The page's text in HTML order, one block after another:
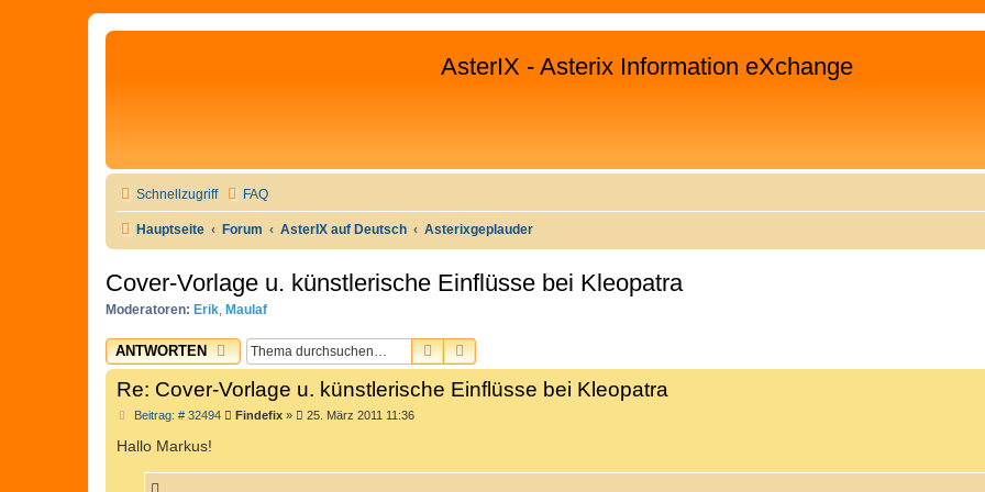
AsterIX - Asterix Information eXchange
Schnellzugriff FAQ
Hauptseite Forum AsterIX auf Deutsch Asterixgeplauder
Cover-Vorlage u. künstlerische Einflüsse bei Kleopatra
Moderatoren: Erik, Maulaf
ANTWORTEN SUCHEERWEITERTE SUCHE
Re: Cover-Vorlage u. künstlerische Einflüsse bei Kleopatra
Beitrag: # 32494B
r
Findefix» 25. März 2011 11:36
Hallo Markus!